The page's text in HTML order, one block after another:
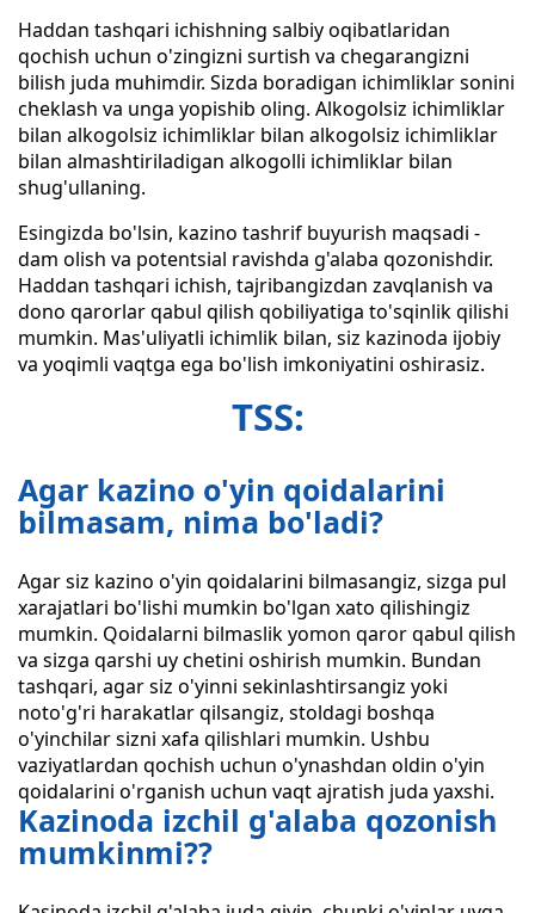
Haddan tashqari ichishning salbiy oqibatlaridan
qochish uchun o'zingizni surtish va chegarangizni
bilish juda muhimdir. Sizda boradigan ichimliklar sonini
cheklash va unga yopishib oling. Alkogolsiz ichimliklar
bilan alkogolsiz ichimliklar bilan alkogolsiz ichimliklar
bilan almashtiriladigan alkogolli ichimliklar bilan
shug'ullaning.
Esingizda bo'lsin, kazino tashrif buyurish maqsadi -
dam olish va potentsial ravishda g'alaba qozonishdir.
Haddan tashqari ichish, tajribangizdan zavqlanish va
dono qarorlar qabul qilish qobiliyatiga to'sqinlik qilishi
mumkin. Mas'uliyatli ichimlik bilan, siz kazinoda ijobiy
va yoqimli vaqtga ega bo'lish imkoniyatini oshirasiz.
TSS:
Agar kazino o'yin qoidalarini
bilmasam, nima bo'ladi?
Agar siz kazino o'yin qoidalarini bilmasangiz, sizga pul
xarajatlari bo'lishi mumkin bo'lgan xato qilishingiz
mumkin. Qoidalarni bilmaslik yomon qaror qabul qilish
va sizga qarshi uy chetini oshirish mumkin. Bundan
tashqari, agar siz o'yinni sekinlashtirsangiz yoki
noto'g'ri harakatlar qilsangiz, stoldagi boshqa
o'yinchilar sizni xafa qilishlari mumkin. Ushbu
vaziyatlardan qochish uchun o'ynashdan oldin o'yin
qoidalarini o'rganish uchun vaqt ajratish juda yaxshi.
Kazinoda izchil g'alaba qozonish
mumkinmi??